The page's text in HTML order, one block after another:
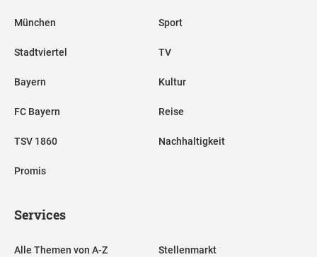
München
Stadtviertel
Bayern
FC Bayern
TSV 1860
Promis
Sport
TV
Kultur
Reise
Nachhaltigkeit
Services
Alle Themen von A-Z Stellenmarkt